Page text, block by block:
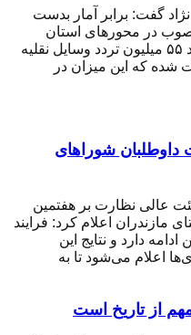
گفت: برابر آمار بدست
منصوب در محور‌های استان
مازندران طی یازده ماه امسال حدود ۵۵ میلیون تردد وسایل نقلیه
شده که این میزان در
داوطلبان شوراهای
عالی نظارت بر هفتمین
مازندران اعلام کرد: فرایند
داوطلبان تا ۳۰ بهمن ادامه دارد و نتایج این
اعلام می‌شود تا به
از تاریخ است